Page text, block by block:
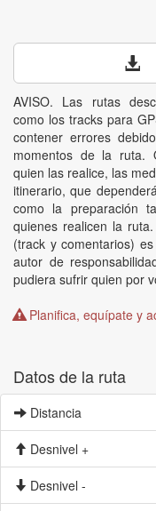
AVISO. Las rutas
como los tracks para
contener errores
momentos de la ruta.
quien las realice, las
itinerario, que
como la preparación
quienes realicen la
(track y comentarios)
autor de
pudiera sufrir quien por
Planifica, equípate y
Datos de la ruta
Distancia
Desnivel +
Desnivel -